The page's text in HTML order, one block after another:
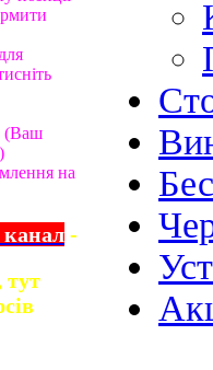
(Ваш
на
канал -
тут